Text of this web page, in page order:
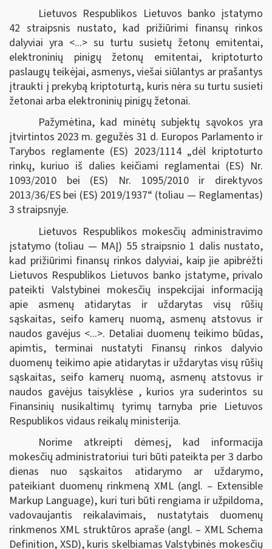
Lietuvos Respublikos Lietuvos banko įstatymo
42 straipsnis nustato, kad prižiūrimi finansų rinkos
dalyviai yra <...> su turtu susietų žetonų emitentai,
elektroninių pinigų žetonų emitentai, kriptoturto
paslaugų teikėjai, asmenys, viešai siūlantys ar prašantys
įtraukti į prekybą kriptoturtą, kuris nėra su turtu susieti
žetonai arba elektroninių pinigų žetonai.
Pažymėtina, kad minėtų subjektų sąvokos yra
įtvirtintos 2023 m. gegužės 31 d. Europos Parlamento ir
Tarybos reglamente (ES) 2023/1114 „dėl kriptoturto
rinkų, kuriuo iš dalies keičiami reglamentai (ES) Nr.
1093/2010 bei (ES) Nr. 1095/2010 ir direktyvos
2013/36/ES bei (ES) 2019/1937“ (toliau — Reglamentas)
3 straipsnyje.
Lietuvos Respublikos mokesčių administravimo
įstatymo (toliau — MAĮ) 55 straipsnio 1 dalis nustato,
kad prižiūrimi finansų rinkos dalyviai, kaip jie apibrėžti
Lietuvos Respublikos Lietuvos banko įstatyme, privalo
pateikti Valstybinei mokesčių inspekcijai informaciją
apie asmenų atidarytas ir uždarytas visų rūšių
sąskaitas, seifo kamerų nuomą, asmenų atstovus ir
naudos gavėjus <...>. Detaliai duomenų teikimo būdas,
apimtis, terminai nustatyti Finansų rinkos dalyvio
duomenų teikimo apie atidarytas ir uždarytas visų rūšių
sąskaitas, seifo kamerų nuomą, asmenų atstovus ir
naudos gavėjus taisyklėse , kurios yra suderintos su
Finansinių nusikaltimų tyrimų tarnyba prie Lietuvos
Respublikos vidaus reikalų ministerija.
Norime atkreipti dėmesį, kad informacija
mokesčių administratoriui turi būti pateikta per 3 darbo
dienas nuo sąskaitos atidarymo ar uždarymo,
pateikiant duomenų rinkmeną XML (angl. – Extensible
Markup Language), kuri turi būti rengiama ir užpildoma,
vadovaujantis reikalavimais, nustatytais duomenų
rinkmenos XML struktūros apraše (angl. – XML Schema
Definition, XSD), kuris skelbiamas Valstybinės mokesčių